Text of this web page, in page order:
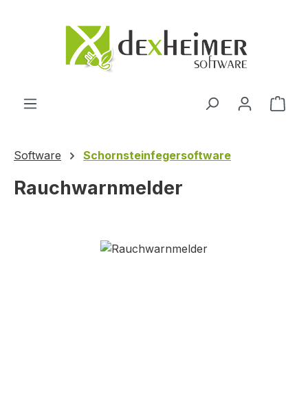
Software Schornsteinfegersoftware
Rauchwarnmelder
Bildergalerie überspringen